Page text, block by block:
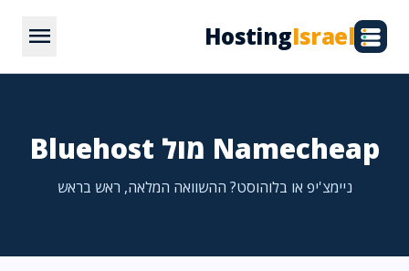
HostingIsrael
menu
Namecheap מול Bluehost
ניימצ'יפ או בלוהוסט? ההשוואה המלאה, ראש בראש